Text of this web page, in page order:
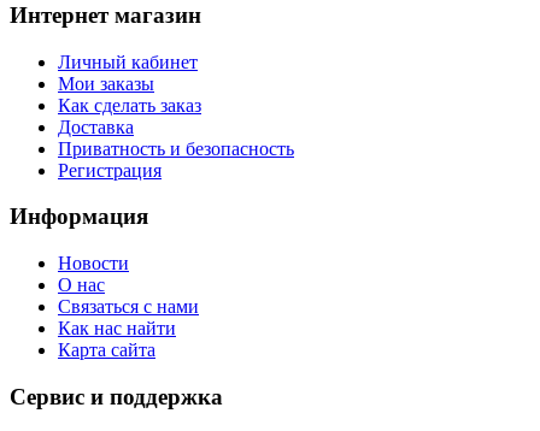
Интернет магазин
Личный кабинет
Мои заказы
Как сделать заказ
Доставка
Приватность и безопасность
Регистрация
Информация
Новости
О нас
Связаться с нами
Как нас найти
Карта сайта
Сервис и поддержка